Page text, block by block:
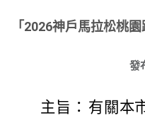
「2026神戶馬拉松桃園
發
主旨： 有關本